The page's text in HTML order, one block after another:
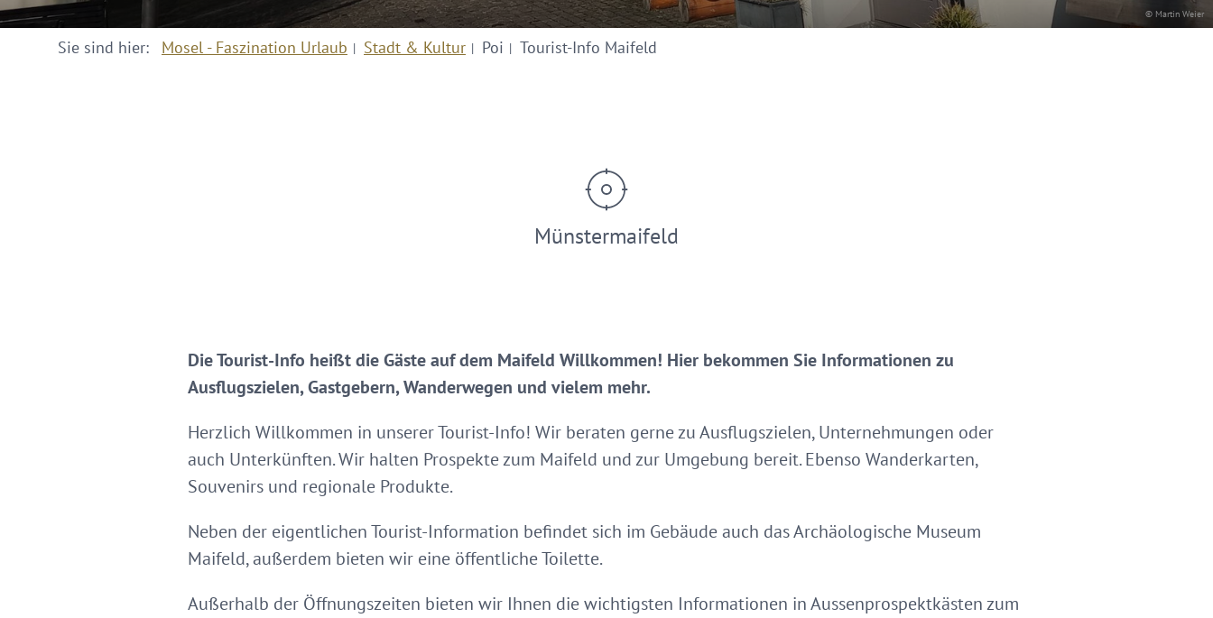
© Martin Weier
Sie sind hier: Mosel - Faszination Urlaub Stadt & Kultur Poi Tourist-Info Maifeld
Münstermaifeld
Die Tourist-Info heißt die Gäste auf dem Maifeld Willkommen! Hier bekommen Sie Informationen zu
Ausflugszielen, Gastgebern, Wanderwegen und vielem mehr.
Herzlich Willkommen in unserer Tourist-Info! Wir beraten gerne zu Ausflugszielen, Unternehmungen oder
auch Unterkünften. Wir halten Prospekte zum Maifeld und zur Umgebung bereit. Ebenso Wanderkarten,
Souvenirs und regionale Produkte.
Neben der eigentlichen Tourist-Information befindet sich im Gebäude auch das Archäologische Museum
Maifeld, außerdem bieten wir eine öffentliche Toilette.
Außerhalb der Öffnungszeiten bieten wir Ihnen die wichtigsten Informationen in Aussenprospektkästen zum